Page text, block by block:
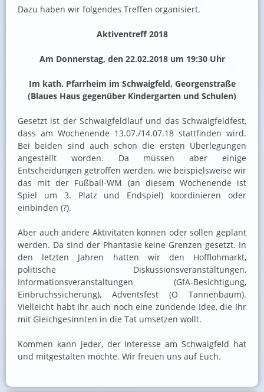
Dazu haben wir folgendes Treffen organisiert.
Aktiventreff 2018
Am Donnerstag, den 22.02.2018 um 19:30 Uhr
Im kath. Pfarrheim im Schwaigfeld, Georgenstraße
(Blaues Haus gegenüber Kindergarten und Schulen)
Gesetzt ist der Schwaigfeldlauf und das Schwaigfeldfest,
dass am Wochenende 13.07./14.07.18 stattfinden wird.
Bei beiden sind auch schon die ersten Überlegungen
angestellt worden. Da müssen aber einige
Entscheidungen getroffen werden, wie beispielsweise wir
das mit der Fußball-WM (an diesem Wochenende ist
Spiel um 3. Platz und Endspiel) koordinieren oder
einbinden (?).
Aber auch andere Aktivitäten können oder sollen geplant
werden. Da sind der Phantasie keine Grenzen gesetzt. In
den letzten Jahren hatten wir den Hofflohmarkt,
politische Diskussionsveranstaltungen,
Informationsveranstaltungen (GfA-Besichtigung,
Einbruchssicherung), Adventsfest (O Tannenbaum).
Vielleicht habt Ihr auch noch eine zündende Idee, die Ihr
mit Gleichgesinnten in die Tat umsetzen wollt.
Kommen kann jeder, der Interesse am Schwaigfeld hat
und mitgestalten möchte. Wir freuen uns auf Euch.